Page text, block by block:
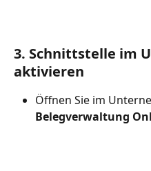
3. Schnittstelle im
aktivieren
Öffnen Sie im
Belegverwaltung